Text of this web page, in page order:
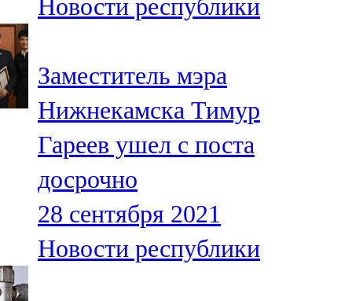
Новости республики
Заместитель мэра
Нижнекамска Тимур
Гареев ушел с поста
досрочно
28 сентября 2021
Новости республики